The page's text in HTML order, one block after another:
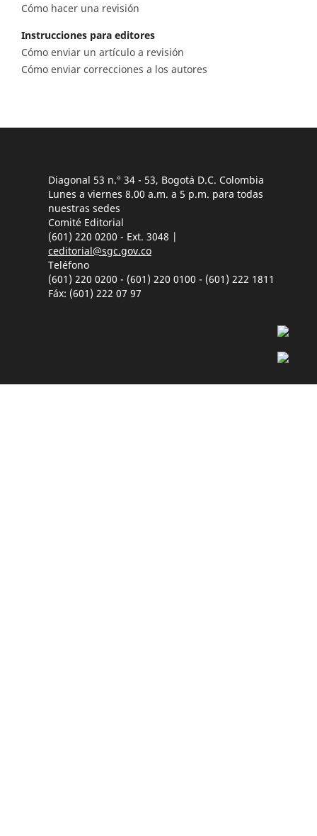
Cómo hacer una revisión
Instrucciones para editores
Cómo enviar un artículo a revisión
Cómo enviar correcciones a los autores
Diagonal 53 n.° 34 - 53, Bogotá D.C. Colombia
Lunes a viernes 8.00 a.m. a 5 p.m. para todas
nuestras sedes
Comité Editorial
(601) 220 0200 - Ext. 3048 |
ceditorial@sgc.gov.co
Teléfono
(601) 220 0200 - (601) 220 0100 - (601) 222 1811
Fáx: (601) 222 07 97